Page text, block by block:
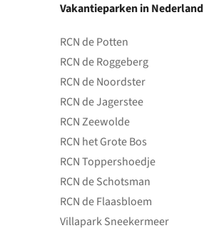
Vakantieparken in Nederland
RCN de Potten
RCN de Roggeberg
RCN de Noordster
RCN de Jagerstee
RCN Zeewolde
RCN het Grote Bos
RCN Toppershoedje
RCN de Schotsman
RCN de Flaasbloem
Villapark Sneekermeer